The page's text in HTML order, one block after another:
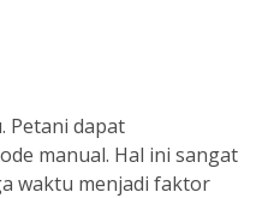
Petani dapat
manual. Hal ini sangat
waktu menjadi faktor